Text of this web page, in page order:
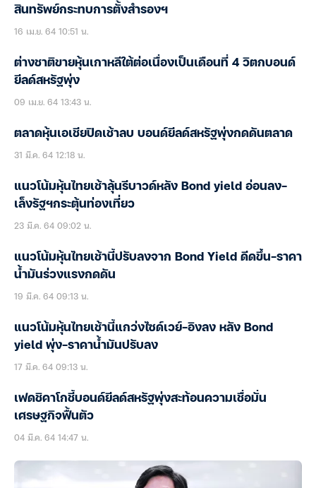
สินทรัพย์กระทบการตั้งสำรองฯ
16 เม.ย. 64 10:51 น.
ต่างชาติขายหุ้นเกาหลีใต้ต่อเนื่องเป็นเดือนที่ 4 วิตกบอนด์
ยีลด์สหรัฐพุ่ง
09 เม.ย. 64 13:43 น.
ตลาดหุ้นเอเชียปิดเช้าลบ บอนด์ยีลด์สหรัฐพุ่งกดดันตลาด
31 มี.ค. 64 12:18 น.
แนวโน้มหุ้นไทยเช้าลุ้นรีบาวด์หลัง Bond yield อ่อนลง-
เล็งรัฐฯกระตุ้นท่องเที่ยว
23 มี.ค. 64 09:02 น.
แนวโน้มหุ้นไทยเช้านี้ปรับลงจาก Bond Yield ดีดขึ้น-ราคา
น้ำมันร่วงแรงกดดัน
19 มี.ค. 64 09:13 น.
แนวโน้มหุ้นไทยเช้านี้แกว่งไซด์เวย์-อิงลง หลัง Bond
yield พุ่ง-ราคาน้ำมันปรับลง
17 มี.ค. 64 09:13 น.
เฟดชิคาโกชี้บอนด์ยีลด์สหรัฐพุ่งสะท้อนความเชื่อมั่น
เศรษฐกิจฟื้นตัว
04 มี.ค. 64 14:47 น.